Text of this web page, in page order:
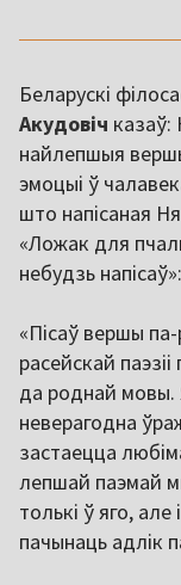
Беларускі
Акудовіч казаў:
найлепшыя
эмоцыі ў
што напісаная
«Ложак для
небудзь напісаў»:
«Пісаў вершы
расейскай
да роднай мовы.
неверагодна
застаецца
лепшай паэмай
толькі ў яго, але
пачынаць адлік